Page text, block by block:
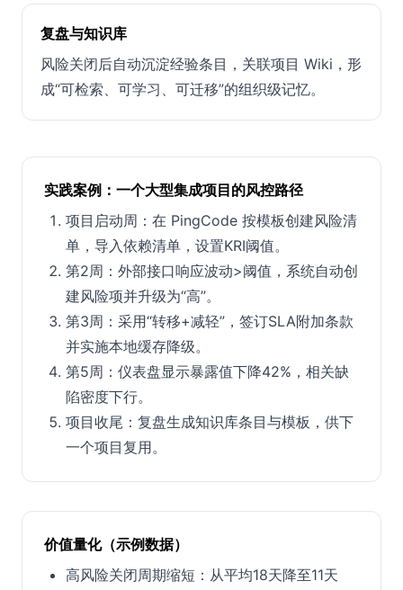
复盘与知识库
风险关闭后自动沉淀经验条目，关联项目 Wiki，形
成“可检索、可学习、可迁移”的组织级记忆。
实践案例：一个大型集成项目的风控路径
项目启动周：在 PingCode 按模板创建风险清
单，导入依赖清单，设置KRI阈值。
第2周：外部接口响应波动>阈值，系统自动创
建风险项并升级为“高”。
第3周：采用“转移+减轻”，签订SLA附加条款
并实施本地缓存降级。
第5周：仪表盘显示暴露值下降42%，相关缺
陷密度下行。
项目收尾：复盘生成知识库条目与模板，供下
一个项目复用。
价值量化（示例数据）
高风险关闭周期缩短：从平均18天降至11天